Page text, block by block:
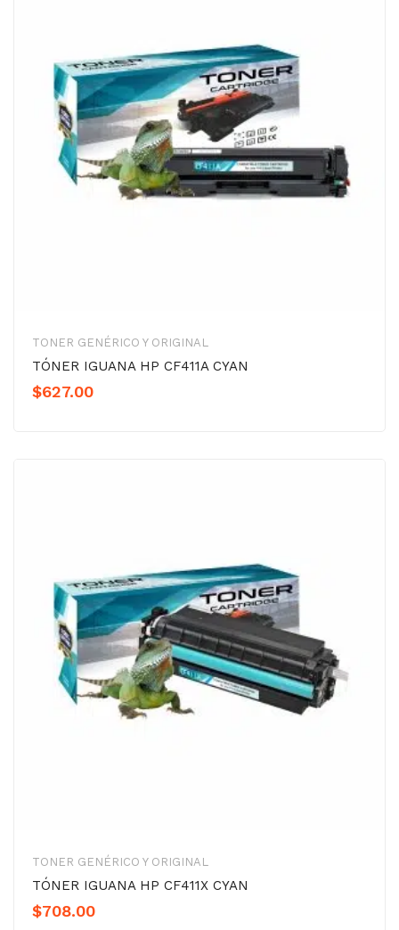
TONER GENÉRICO Y ORIGINAL
TÓNER IGUANA HP CF411A CYAN
$627.00
TONER GENÉRICO Y ORIGINAL
TÓNER IGUANA HP CF411X CYAN
$708.00